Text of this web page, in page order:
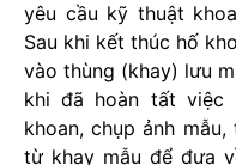
yêu cầu kỹ thuật
Sau khi kết thúc hố
vào thùng (khay) lưu
khi đã hoàn tất việc
khoan, chụp ảnh
từ khay mẫu để đưa